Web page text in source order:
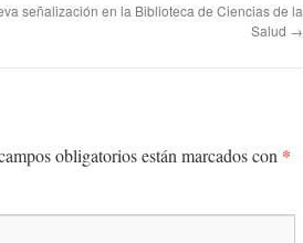
señalización en la Biblioteca de Ciencias de la
Salud →
obligatorios están marcados con *